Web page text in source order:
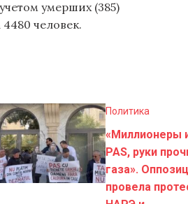
умерших (385)
человек.
Политика
«Миллионеры
PAS, руки
газа».
провела